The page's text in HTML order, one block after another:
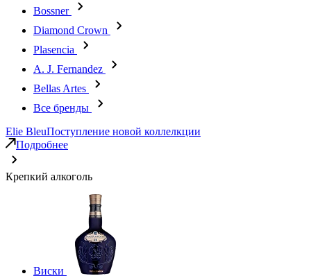
Bossner
Diamond Crown
Plasencia
A. J. Fernandez
Bellas Artes
Все бренды
Elie BleuПоступление новой коллелкции
Подробнее
Крепкий алкоголь
Виски